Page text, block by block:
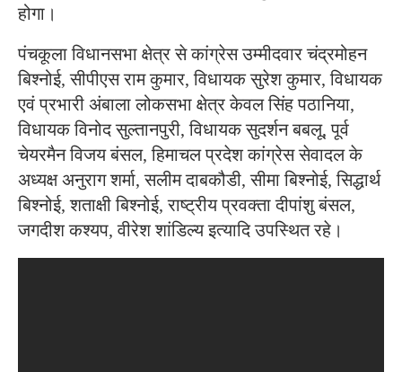
होगा।
पंचकूला विधानसभा क्षेत्र से कांग्रेस उम्मीदवार चंद्रमोहन
बिश्नोई, सीपीएस राम कुमार, विधायक सुरेश कुमार, विधायक
एवं प्रभारी अंबाला लोकसभा क्षेत्र केवल सिंह पठानिया,
विधायक विनोद सुल्तानपुरी, विधायक सुदर्शन बबलू, पूर्व
चेयरमैन विजय बंसल, हिमाचल प्रदेश कांग्रेस सेवादल के
अध्यक्ष अनुराग शर्मा, सलीम दाबकौडी, सीमा बिश्नोई, सिद्धार्थ
बिश्नोई, शताक्षी बिश्नोई, राष्ट्रीय प्रवक्ता दीपांशु बंसल,
जगदीश कश्यप, वीरेश शांडिल्य इत्यादि उपस्थित रहे।